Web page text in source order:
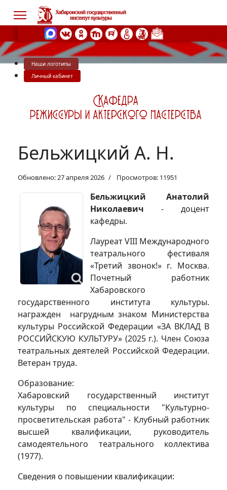
Наши логотипы
Личный кабинет
Бельжицкий А. Н.
Обновлено: 27 апреля 2026 Просмотров: 11951
Бельжицкий Анатолий
Николаевич - доцент
кафедры.
Лауреат VIII Международного
театрального фестиваля
«Третий звонок!» г. Москва.
Почетный работник
Хабаровского
государственного института культуры.
награжден нагрудным знаком Министерства
культуры Российской Федерации «ЗА ВКЛАД В
РОССИЙСКУЮ КУЛЬТУРУ» (2025 г.). Член Союза
театральных деятелей Российской Федерации.
Ветеран труда.
Образование:
Хабаровский государственный институт
культуры по специальности "Культурно-
просветительская работа" - Клубный работник
высшей квалификации, руководитель
самодеятельного театрального коллектива
(1977).
Сведения о повышении квалификации: